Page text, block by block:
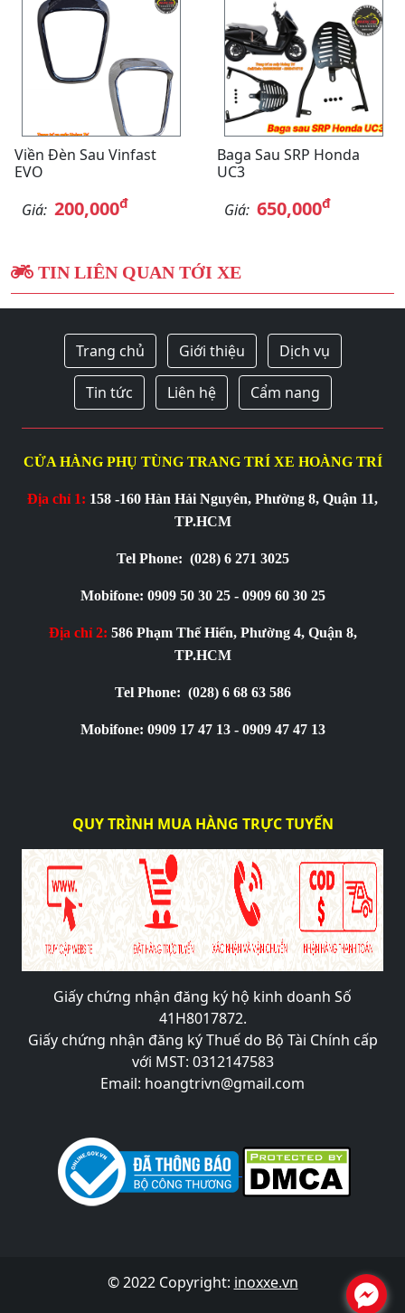
Viền Đèn Sau Vinfast
EVO
Giá: 200,000đ
Baga Sau SRP Honda
UC3
Giá: 650,000đ
TIN LIÊN QUAN TỚI XE
Trang chủ Giới thiệu Dịch vụ
Tin tức Liên hệ Cẩm nang
CỬA HÀNG PHỤ TÙNG TRANG TRÍ XE HOÀNG TRÍ
Địa chỉ 1: 158 -160 Hàn Hải Nguyên, Phường 8, Quận 11,
TP.HCM
Tel Phone: (028) 6 271 3025
Mobifone: 0909 50 30 25 - 0909 60 30 25
Địa chỉ 2: 586 Phạm Thế Hiển, Phường 4, Quận 8,
TP.HCM
Tel Phone: (028) 6 68 63 586
Mobifone: 0909 17 47 13 - 0909 47 47 13
QUY TRÌNH MUA HÀNG TRỰC TUYẾN
Giấy chứng nhận đăng ký hộ kinh doanh Số
41H8017872.
Giấy chứng nhận đăng ký Thuế do Bộ Tài Chính cấp
với MST: 0312147583
Email: hoangtrivn@gmail.com
© 2022 Copyright: inoxxe.vn
.